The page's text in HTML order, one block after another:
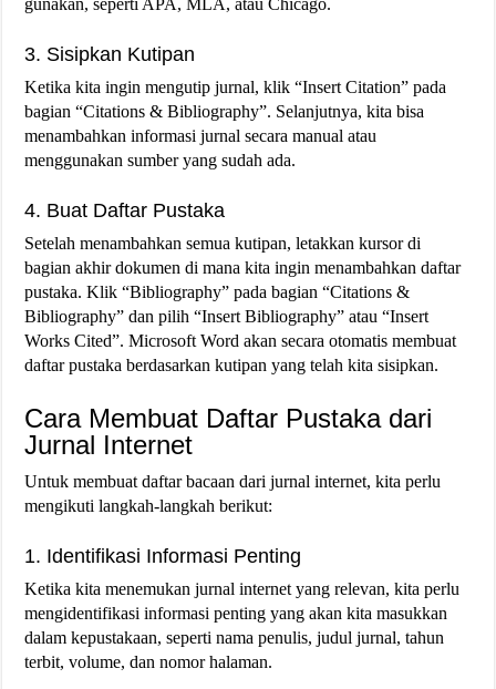
3. Sisipkan Kutipan
Ketika kita ingin mengutip jurnal, klik “Insert Citation” pada
bagian “Citations & Bibliography”. Selanjutnya, kita bisa
menambahkan informasi jurnal secara manual atau
menggunakan sumber yang sudah ada.
4. Buat Daftar Pustaka
Setelah menambahkan semua kutipan, letakkan kursor di
bagian akhir dokumen di mana kita ingin menambahkan daftar
pustaka. Klik “Bibliography” pada bagian “Citations &
Bibliography” dan pilih “Insert Bibliography” atau “Insert
Works Cited”. Microsoft Word akan secara otomatis membuat
daftar pustaka berdasarkan kutipan yang telah kita sisipkan.
Cara Membuat Daftar Pustaka dari
Jurnal Internet
Untuk membuat daftar bacaan dari jurnal internet, kita perlu
mengikuti langkah-langkah berikut:
1. Identifikasi Informasi Penting
Ketika kita menemukan jurnal internet yang relevan, kita perlu
mengidentifikasi informasi penting yang akan kita masukkan
dalam kepustakaan, seperti nama penulis, judul jurnal, tahun
terbit, volume, dan nomor halaman.